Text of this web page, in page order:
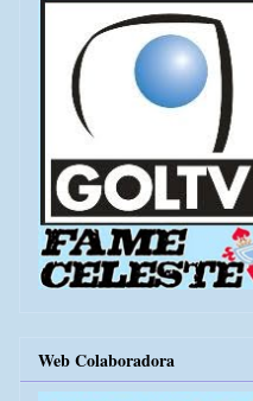
Web Colaboradora